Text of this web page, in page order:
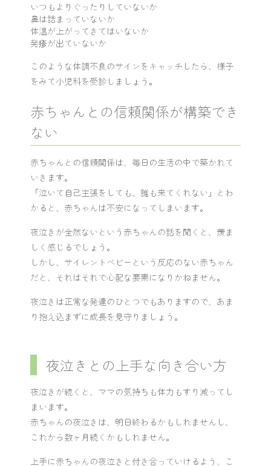
いつもよりぐったりしていないか
鼻は詰まっていないか
体温が上がってきてはいないか
発疹が出ていないか
このような体調不良のサインをキャッチしたら、様子
をみて小児科を受診しましょう。
赤ちゃんとの信頼関係が構築でき
ない
赤ちゃんとの信頼関係は、毎日の生活の中で築かれて
いきます。
「泣いて自己主張をしても、誰も来てくれない」とわ
かると、赤ちゃんは不安になってしまいます。
夜泣きが全然ないという赤ちゃんの話を聞くと、羨ま
しく感じるでしょう。
しかし、サイレントベビーという反応のない赤ちゃん
だと、それはそれで心配な要素になりかねません。
夜泣きは正常な発達のひとつでもありますので、あま
り抱え込まずに成長を見守りましょう。
夜泣きとの上手な向き合い方
夜泣きが続くと、ママの気持ちも体力もすり減ってし
まいます。
赤ちゃんの夜泣きは、明日終わるかもしれませんし、
これから数ヶ月続くかもしれません。
上手に赤ちゃんの夜泣きと付き合っていけるよう、こ